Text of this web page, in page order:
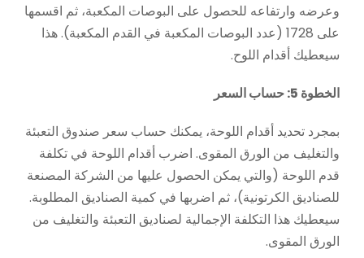
وعرضه وارتفاعه للحصول على البوصات المكعبة، ثم اقسمها
على 1728 (عدد البوصات المكعبة في القدم المكعبة). هذا
سيعطيك أقدام اللوح.
الخطوة 5: حساب السعر
بمجرد تحديد أقدام اللوحة، يمكنك حساب سعر صندوق التعبئة
والتغليف من الورق المقوى. اضرب أقدام اللوحة في تكلفة
قدم اللوحة (والتي يمكن الحصول عليها من الشركة المصنعة
للصناديق الكرتونية)، ثم اضربها في كمية الصناديق المطلوبة.
سيعطيك هذا التكلفة الإجمالية لصناديق التعبئة والتغليف من
الورق المقوى.